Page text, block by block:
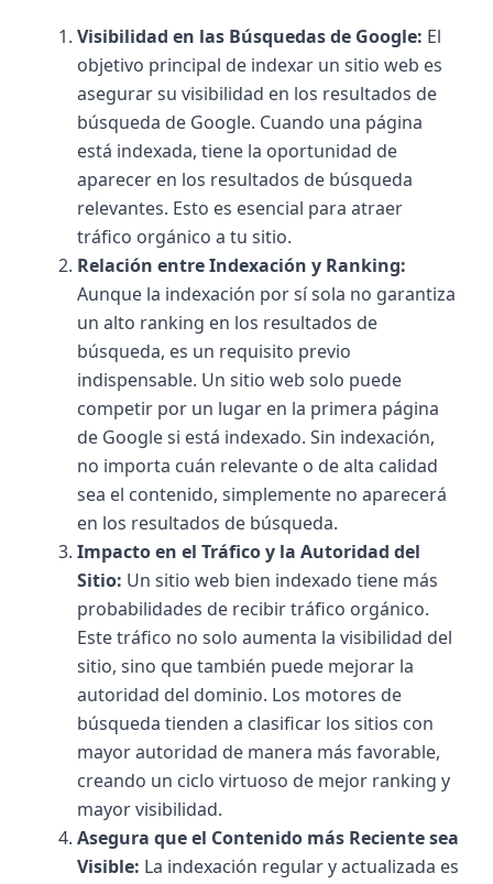
Visibilidad en las Búsquedas de Google: El
objetivo principal de indexar un sitio web es
asegurar su visibilidad en los resultados de
búsqueda de Google. Cuando una página
está indexada, tiene la oportunidad de
aparecer en los resultados de búsqueda
relevantes. Esto es esencial para atraer
tráfico orgánico a tu sitio.
Aunque la indexación por sí sola no garantiza
un alto ranking en los resultados de
búsqueda, es un requisito previo
indispensable. Un sitio web solo puede
competir por un lugar en la primera página
de Google si está indexado. Sin indexación,
no importa cuán relevante o de alta calidad
sea el contenido, simplemente no aparecerá
en los resultados de búsqueda.
Impacto en el Tráfico y la Autoridad del
Sitio: Un sitio web bien indexado tiene más
probabilidades de recibir tráfico orgánico.
Este tráfico no solo aumenta la visibilidad del
sitio, sino que también puede mejorar la
autoridad del dominio. Los motores de
búsqueda tienden a clasificar los sitios con
mayor autoridad de manera más favorable,
creando un ciclo virtuoso de mejor ranking y
mayor visibilidad.
Asegura que el Contenido más Reciente sea
Visible: La indexación regular y actualizada es